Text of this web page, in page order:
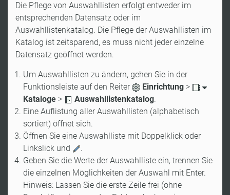
Die Pflege von Auswahllisten erfolgt entweder im
entsprechenden Datensatz oder im
Auswahllistenkatalog. Die Pflege der Auswahllisten im
Katalog ist zeitsparend, es muss nicht jeder einzelne
Datensatz geöffnet werden.
Um Auswahllisten zu ändern, gehen Sie in der
Funktionsleiste auf den Reiter
Einrichtung >
Kataloge > Auswahllistenkatalog.
Eine Auflistung aller Auswahllisten (alphabetisch
sortiert) öffnet sich.
Öffnen Sie eine Auswahlliste mit Doppelklick oder
Linkslick und
.
Geben Sie die Werte der Auswahlliste ein, trennen Sie
die einzelnen Möglichkeiten der Auswahl mit Enter.
Hinweis: Lassen Sie die erste Zeile frei (ohne